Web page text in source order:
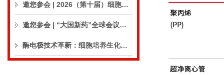
邀您参会 | 2026（第十届）细胞外囊泡合规与临床应用大会
邀您参会 | “大国新药”全球会议（CPIC2026）
酶电极技术革新：细胞培养生化分析仪实现精准在线监测